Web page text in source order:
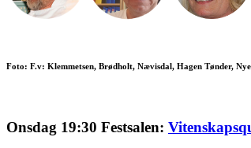
Foto: F.v: Klemmetsen, Brødholt, Nævisdal, Hagen Tønder,
Onsdag 19:30 Festsalen: